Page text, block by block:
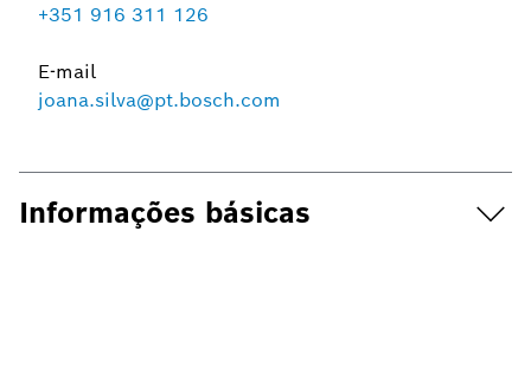
+351 916 311 126
E-mail
joana.silva@pt.bosch.com
Informações básicas